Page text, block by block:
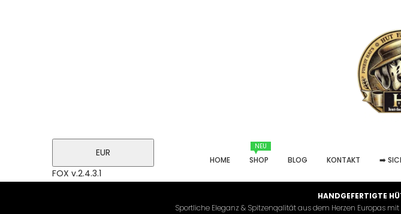
EUR
FOX v.2.4.3.1
HOME
NEU
SHOP BLOG KONTAKT ➡️
HANDGEFERTIGTE
Sportliche Eleganz & Spitzenqalität aus dem Herzen Europas mit